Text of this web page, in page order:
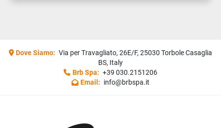
Dove Siamo: Via per Travagliato, 26E/F, 25030 Torbole Casaglia
BS, Italy
Brb Spa: +39 030.2151206
Email: info@brbspa.it